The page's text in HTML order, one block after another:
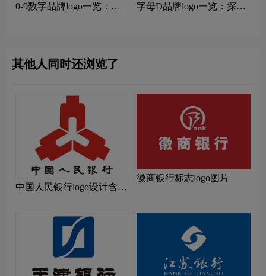
0-9数字品牌logo一览：探
字母D品牌logo一览：探索
其他人同时还浏览了
中国人民银行logo设计含义
徽商银行标志logo图片